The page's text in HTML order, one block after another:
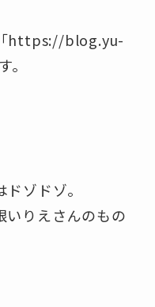
https://blog.yu-
ゾドゾ。
いりえさんのもの